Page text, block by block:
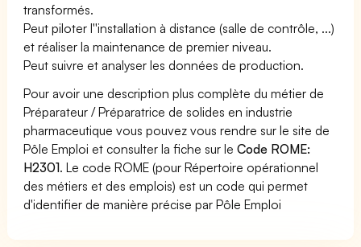
transformés.
Peut piloter l''installation à distance (salle de contrôle, ...)
et réaliser la maintenance de premier niveau.
Peut suivre et analyser les données de production.
Pour avoir une description plus complète du métier de
Préparateur / Préparatrice de solides en industrie
pharmaceutique vous pouvez vous rendre sur le site de
Pôle Emploi et consulter la fiche sur leCode ROME:
H2301. Le code ROME (pour Répertoire opérationnel
des métiers et des emplois) est un code qui permet
d'identifier de manière précise par Pôle Emploi